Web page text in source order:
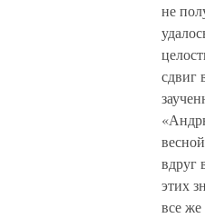
не
сдвиг
вдруг
этих
все